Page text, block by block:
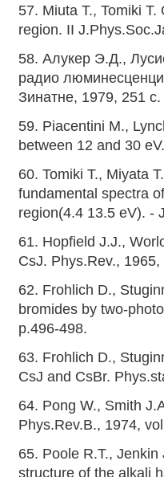
57. Miuta Т., Tomiki
region. II
58. Алукер Э.Д.,
радио
Зинатне, 1979, 251 с.
59. Piacentini M.,
between 12 and 30
60. Tomiki Т., Miyata
fundamental spectra
region(4.4 13.5 eV). -
61. Hopfield J.J.,
CsJ. Phys.Rev.,
62. Frohlich D.,
bromides by two-
p.496-498.
63. Frohlich D.,
CsJ and CsBr.
64. Pong W., Smith
Phys.Rev.B., 1974,
65. Poole R.T.,
structure of the alkali